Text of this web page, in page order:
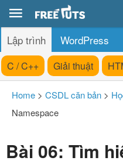
Lập trình WordPress
C / C++ Giải thuật
Home > CSDL căn bản >
Namespace
Bài 06: Tìm